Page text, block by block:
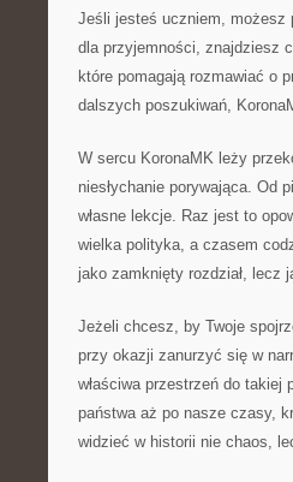
Jeśli jesteś uczniem, możesz
dla przyjemności, znajdziesz
które pomagają rozmawiać o
dalszych poszukiwań,
W sercu KoronaMK leży
niesłychanie porywająca. Od
własne lekcje. Raz jest to
wielka polityka, a czasem
jako zamknięty rozdział, lecz
Jeżeli chcesz, by Twoje
przy okazji zanurzyć się w
właściwa przestrzeń do takiej
państwa aż po nasze czasy,
widzieć w historii nie chaos,